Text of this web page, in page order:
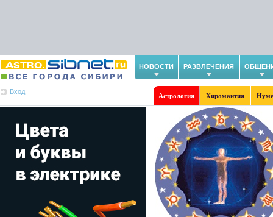
НОВОСТИ РАЗВЛЕЧЕНИЯ
Вход
Астрология Хиромантия